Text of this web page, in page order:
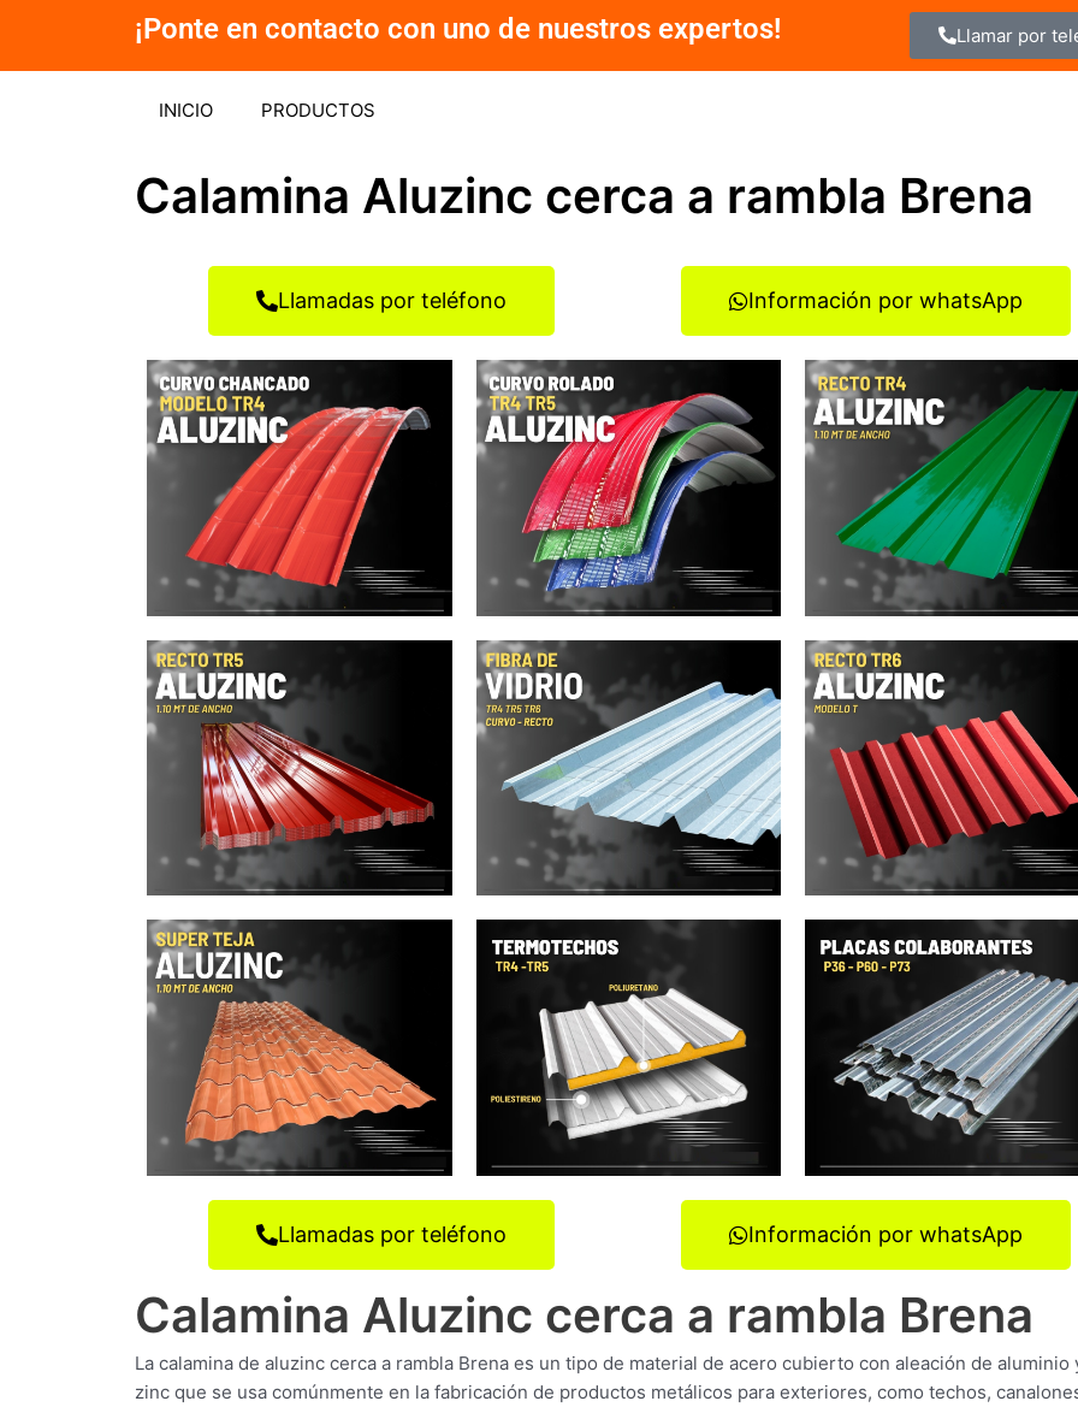
contenido
¡Ponte en contacto con uno de nuestros expertos! Llamar por
INICIO PRODUCTOS
Calamina Aluzinc cerca a rambla Brena
Llamadas por teléfono Información por whatsApp
Llamadas por teléfono Información por whatsApp
Calamina Aluzinc cerca a rambla Brena
La calamina de aluzinc cerca a rambla Brena es un tipo de material de acero cubierto con aleación de aluminio
zinc que se usa comúnmente en la fabricación de productos metálicos para exteriores, como techos,